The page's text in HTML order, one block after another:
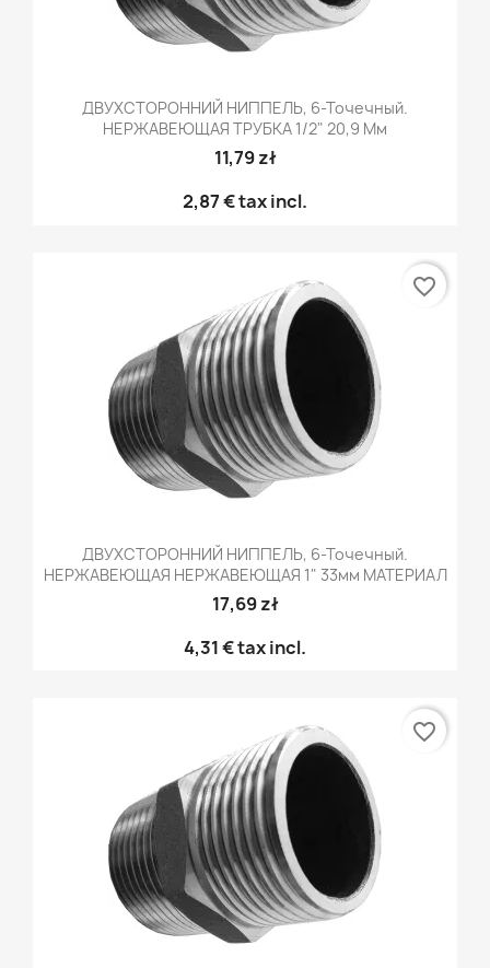
ДВУХСТОРОННИЙ НИППЕЛЬ, 6-Точечный.
НЕРЖАВЕЮЩАЯ ТРУБКА 1/2" 20,9 Мм
11,79 zł
2,87 €tax incl.
ДВУХСТОРОННИЙ НИППЕЛЬ, 6-Точечный.
НЕРЖАВЕЮЩАЯ НЕРЖАВЕЮЩАЯ 1" 33мм МАТЕРИАЛ
17,69 zł
4,31 €tax incl.
favorite_border
favorite_border